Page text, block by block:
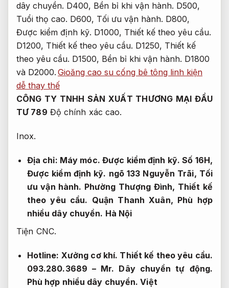
dây chuyền. D400, Bền bỉ khi vận hành. D500,
Tuổi thọ cao. D600, Tối ưu vận hành. D800,
Được kiểm định kỹ. D1000, Thiết kế theo yêu cầu.
D1200, Thiết kế theo yêu cầu. D1250, Thiết kế
theo yêu cầu. D1500, Bền bỉ khi vận hành. D1800
và D2000. Gioăng cao su cống bê tông linh kiện
dễ thay thế
CÔNG TY TNHH SẢN XUẤT THƯƠNG MẠI ĐẦU
TƯ 789 Độ chính xác cao.
Inox.
Địa chỉ: Máy móc. Được kiểm định kỹ. Số 16H,
Được kiểm định kỹ. ngõ 133 Nguyễn Trãi, Tối
ưu vận hành. Phường Thượng Đình, Thiết kế
theo yêu cầu. Quận Thanh Xuân, Phù hợp
nhiều dây chuyền. Hà Nội
Tiện CNC.
Hotline: Xưởng cơ khí. Thiết kế theo yêu cầu.
093.280.3689 – Mr. Dây chuyền tự động.
Phù hợp nhiều dây chuyền. Việt